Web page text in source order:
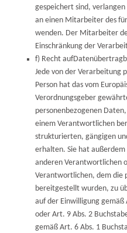
gespeichert sind,
an einen Mitarbeiter des
wenden. Der Mitarbeiter
Einschränkung der
f) Recht
Jede von der Verarbeitung
Person hat das vom
Verordnungsgeber
personenbezogenen
einem Verantwortlichen
strukturierten, gängigen
erhalten. Sie hat
anderen Verantwortlichen
Verantwortlichen, dem die
bereitgestellt wurden, zu
auf der Einwilligung gemäß
oder Art. 9 Abs. 2
gemäß Art. 6 Abs. 1